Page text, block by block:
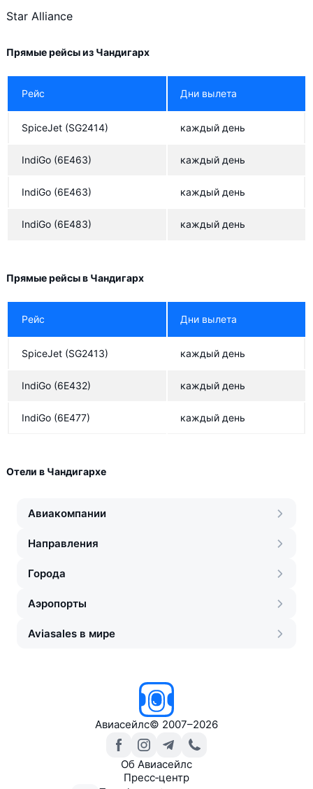
Star Alliance
Прямые рейсы из Чандигарх
Рейс Дни вылета
SpiceJet (SG2414) каждый день
IndiGo (6E463) каждый день
IndiGo (6E463) каждый день
IndiGo (6E483) каждый день
Прямые рейсы в Чандигарх
Рейс Дни вылета
SpiceJet (SG2413) каждый день
IndiGo (6E432) каждый день
IndiGo (6E477) каждый день
Отели в Чандигархе
Авиакомпании
Направления
Города
Аэропорты
Aviasales в мире
Авиасейлс© 2007–2026
Об Авиасейлс
Пресс‑центр